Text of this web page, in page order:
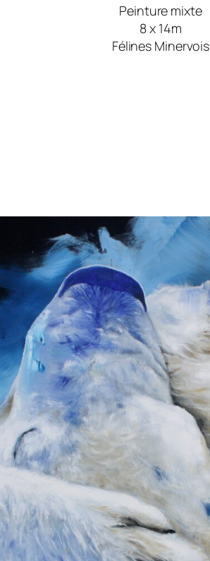
Peinture mixte
8 x 14m
Félines Minervois